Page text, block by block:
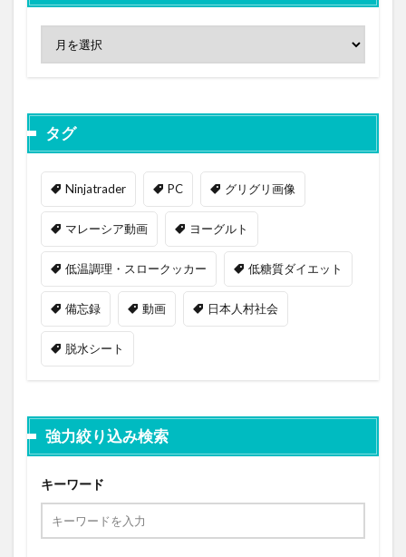
タグ
Ninjatrader PC グリグリ画像
マレーシア動画 ヨーグルト
低温調理・スロークッカー 低糖質ダイエット
備忘録 動画 日本人村社会
脱水シート
強力絞り込み検索
キーワード